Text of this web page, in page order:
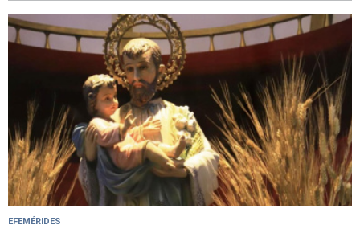
EFEMÉRIDES